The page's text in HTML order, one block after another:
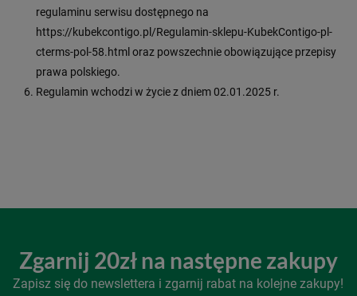
regulaminu serwisu dostępnego na
https://kubekcontigo.pl/Regulamin-sklepu-KubekContigo-pl-
cterms-pol-58.html oraz powszechnie obowiązujące przepisy
prawa polskiego.
Regulamin wchodzi w życie z dniem 02.01.2025 r.
Zgarnij 20zł na następne zakupy
Zapisz się do newslettera i zgarnij rabat na kolejne zakupy!